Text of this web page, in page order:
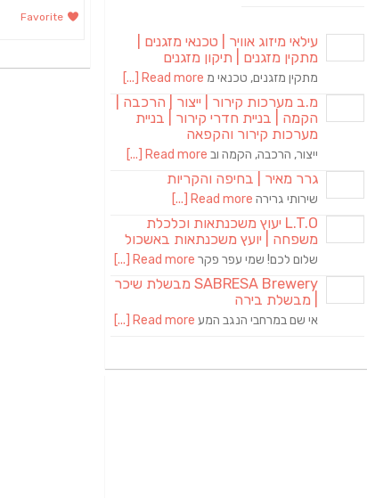
עילאי מיזוג אוויר | טכנאי מזגנים |
מתקין מזגנים | תיקון מזגנים
מתקין מזגנים, טכנאי מ Read more [...]
מ.ב מערכות קירור | ייצור | הרכבה |
הקמה | בניית חדרי קירור | בניית
מערכות קירור והקפאה
ייצור, הרכבה, הקמה וב Read more [...]
גרר מאיר | בחיפה והקריות
שירותי גרירה Read more [...]
L.T.O יעוץ משכנתאות וכלכלת
משפחה | יועץ משכנתאות באשכול
שלום לכם! שמי עפר פקר Read more [...]
SABRESA Brewery מבשלת שיכר
| מבשלת בירה
אי שם במרחבי הנגב המע Read more [...]